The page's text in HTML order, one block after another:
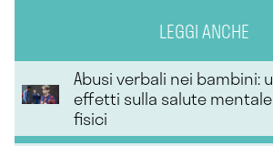
LEGGI ANCHE
Abusi verbali nei bambini:
effetti sulla salute
fisici